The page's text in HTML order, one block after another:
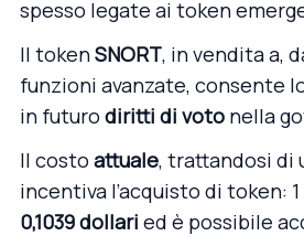
spesso legate ai token
Il tokenSNORT, in vendita a,
funzioni avanzate, consente
in futuro diritti di voto nella
Il costo attuale, trattandosi di
incentiva l’acquisto di token:
0,1039 dollari ed è possibile